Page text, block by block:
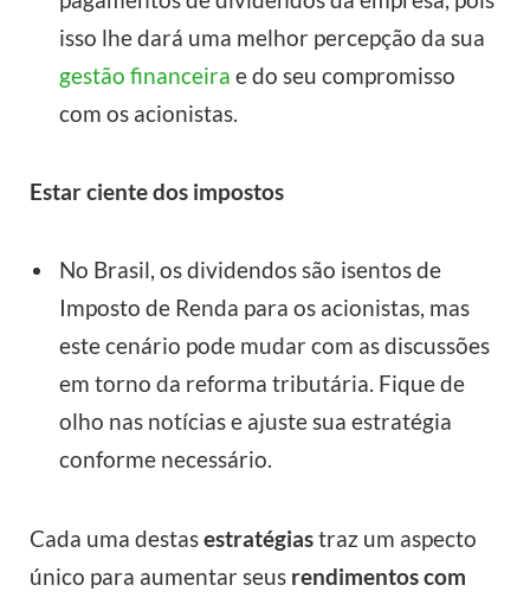
isso lhe dará uma melhor percepção da sua
gestão financeira e do seu compromisso
com os acionistas.
Estar ciente dos impostos
No Brasil, os dividendos são isentos de
Imposto de Renda para os acionistas, mas
este cenário pode mudar com as discussões
em torno da reforma tributária. Fique de
olho nas notícias e ajuste sua estratégia
conforme necessário.
Cada uma destasestratégiastraz um aspecto
único para aumentar seus rendimentos com